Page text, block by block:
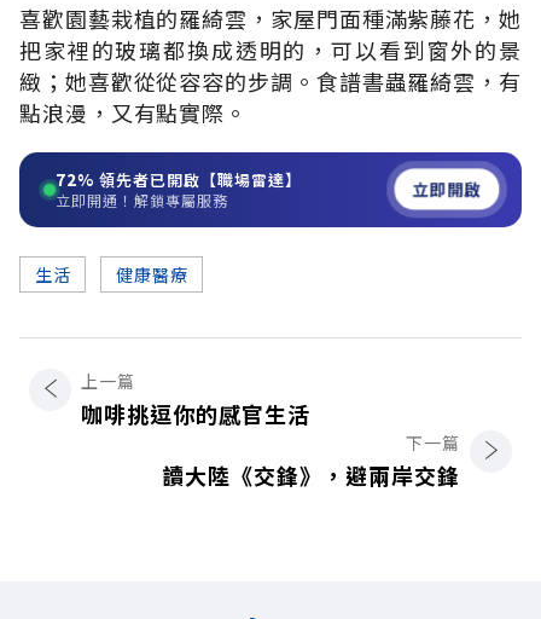
喜歡園藝栽植的羅綺雲，家屋門面種滿紫藤花，她
把家裡的玻璃都換成透明的，可以看到窗外的景
緻；她喜歡從從容容的步調。食譜書蟲羅綺雲，有
點浪漫，又有點實際。
72% 領先者已開啟【職場雷達】
立即開通！解鎖專屬服務 立即開啟
生活 健康醫療
上一篇
咖啡挑逗你的感官生活
下一篇
讀大陸《交鋒》，避兩岸交鋒